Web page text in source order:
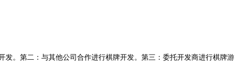
。第二：与其他公司合作进行棋牌开发。第三：委托开发商进行棋牌游